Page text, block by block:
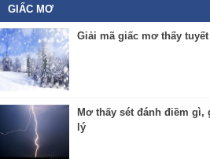
GIẤC MƠ
Giải mã giấc mơ thấy
Mơ thấy sét đánh điềm
lý